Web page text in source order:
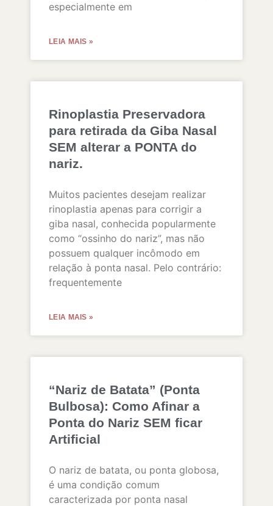
especialmente em
LEIA MAIS »
Rinoplastia Preservadora
para retirada da Giba Nasal
SEM alterar a PONTA do
nariz.
Muitos pacientes desejam realizar
rinoplastia apenas para corrigir a
giba nasal, conhecida popularmente
como “ossinho do nariz”, mas não
possuem qualquer incômodo em
relação à ponta nasal. Pelo contrário:
frequentemente
LEIA MAIS »
“Nariz de Batata” (Ponta
Bulbosa): Como Afinar a
Ponta do Nariz SEM ficar
Artificial
O nariz de batata, ou ponta globosa,
é uma condição comum
caracterizada por ponta nasal